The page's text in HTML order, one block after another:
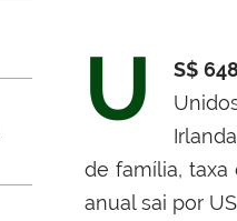
U S$
de família, taxa
anual sai por